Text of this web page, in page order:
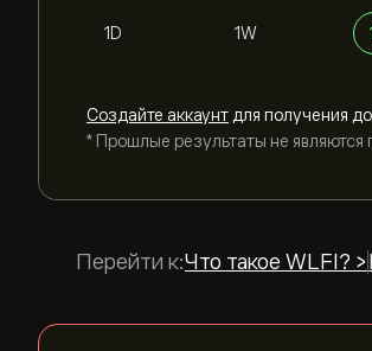
1D 1W
Cоздайте аккаунт для получения
* Прошлые результаты не являются
Перейти к:Что такое WLFI? >